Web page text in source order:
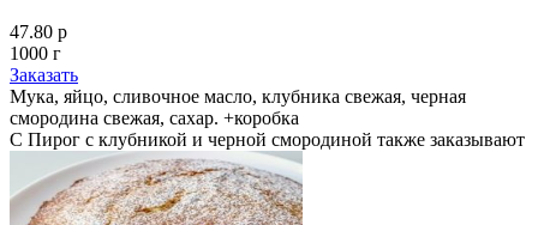
47.80 р
1000 г
Заказать
Мука, яйцо, сливочное масло, клубника свежая, черная
смородина свежая, сахар. +коробка
С Пирог с клубникой и черной смородиной также заказывают